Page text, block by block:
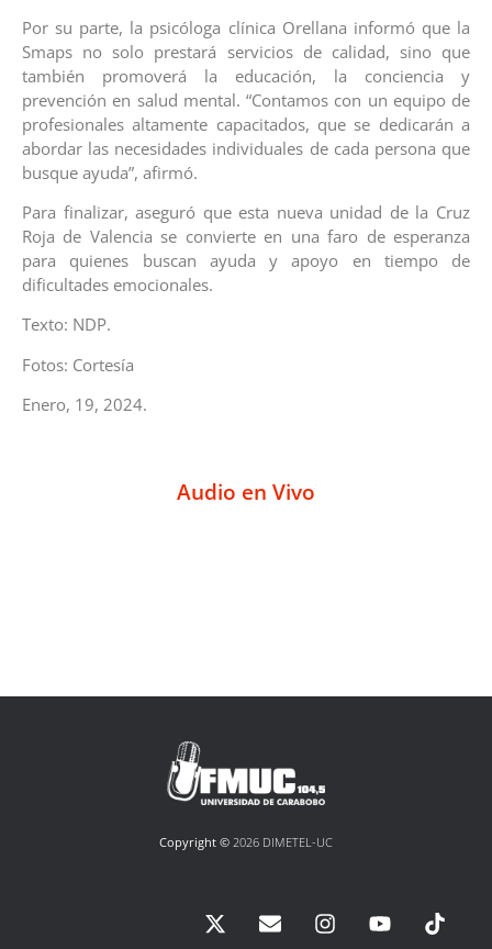
Por su parte, la psicóloga clínica Orellana informó que la
Smaps no solo prestará servicios de calidad, sino que
también promoverá la educación, la conciencia y
prevención en salud mental. “Contamos con un equipo de
profesionales altamente capacitados, que se dedicarán a
abordar las necesidades individuales de cada persona que
busque ayuda”, afirmó.
Para finalizar, aseguró que esta nueva unidad de la Cruz
Roja de Valencia se convierte en una faro de esperanza
para quienes buscan ayuda y apoyo en tiempo de
dificultades emocionales.
Texto: NDP.
Fotos: Cortesía
Enero, 19, 2024.
Audio en Vivo
Copyright © 2026 DIMETEL-UC